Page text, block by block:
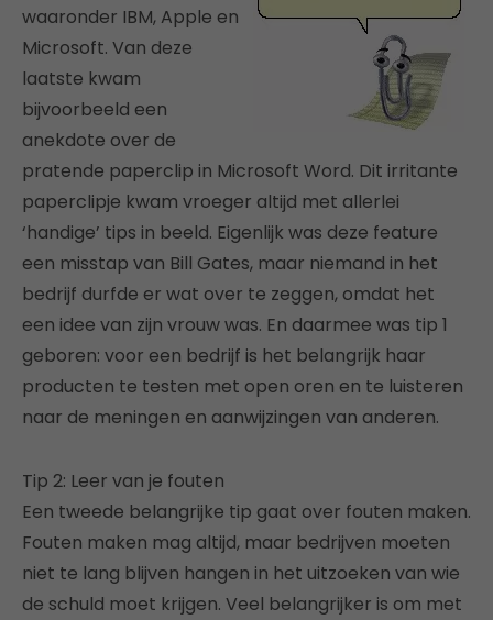
waaronder IBM, Apple en
Microsoft. Van deze
laatste kwam
bijvoorbeeld een
anekdote over de
pratende paperclip in Microsoft Word. Dit irritante
paperclipje kwam vroeger altijd met allerlei
‘handige’ tips in beeld. Eigenlijk was deze feature
een misstap van Bill Gates, maar niemand in het
bedrijf durfde er wat over te zeggen, omdat het
een idee van zijn vrouw was. En daarmee was tip 1
geboren: voor een bedrijf is het belangrijk haar
producten te testen met open oren en te luisteren
naar de meningen en aanwijzingen van anderen.
Tip 2: Leer van je fouten
Een tweede belangrijke tip gaat over fouten maken.
Fouten maken mag altijd, maar bedrijven moeten
niet te lang blijven hangen in het uitzoeken van wie
de schuld moet krijgen. Veel belangrijker is om met